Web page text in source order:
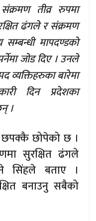
तीव्र रुपमा
ढंगले र संक्रमण
मापदण्डको
जोड दिए । उनले
व्यक्तिहरुका बारेमा
दिन प्रदेशका
।
छपक्कै छोपेको छ ।
सुरक्षित ढंगले
सिंहले बताए ।
बनाउनु सबैको